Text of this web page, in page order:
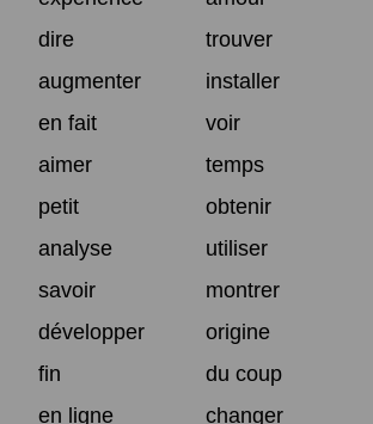
dire
trouver
augmenter
installer
en fait
voir
aimer
temps
petit
obtenir
analyse
utiliser
savoir
montrer
développer
origine
fin
du coup
en ligne
changer